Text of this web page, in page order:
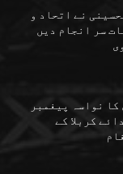
نے اتحاد و
سر انجام دیں
کا نواسہ پیغمبر
کربلا کے